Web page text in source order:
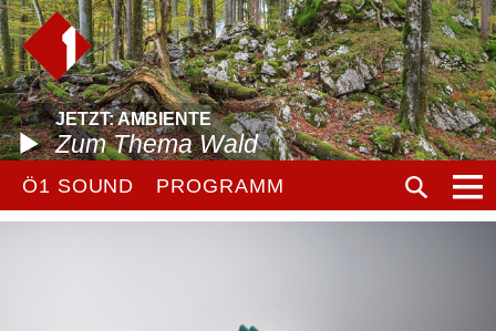
JETZT: AMBIENTE
Zum Thema Wald
Ö1 SOUND PROGRAMM